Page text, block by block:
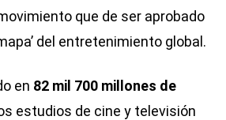
que de ser aprobado
del entretenimiento global.
en 82 mil 700 millones de
estudios de cine y televisión